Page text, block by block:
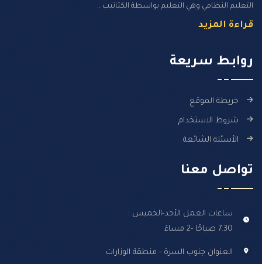
التعليم النظامي وهي التعليم بواسطة الكتاتيب ..
قراءة المزيد
روابـط سـريعة
خريطة الموقع
شروط الاستخدام
الأسئلة الشائعة
تواصل معنا
ساعات العمل الأحد-الخميس :
7.30 صباحًا -2 مساءً
العنوان جنوب السرة - منطقة الوزارات